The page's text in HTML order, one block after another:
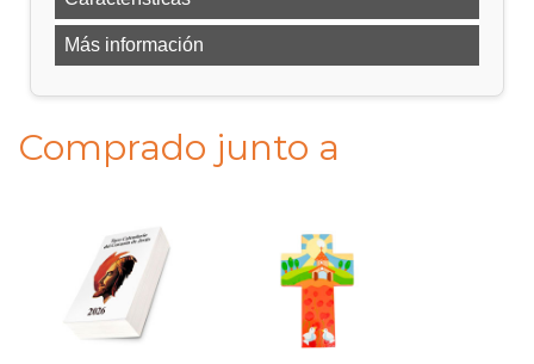
Más información
Comprado junto a